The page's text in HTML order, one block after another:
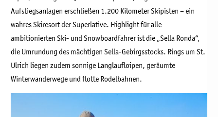
Aufstiegsanlagen erschließen 1.200 Kilometer Skipisten – ein
wahres Skiresort der Superlative. Highlight für alle
ambitionierten Ski- und Snowboardfahrer ist die „Sella Ronda“,
die Umrundung des mächtigen Sella-Gebirgsstocks. Rings um St.
Ulrich liegen zudem sonnige Langlaufloipen, geräumte
Winterwanderwege und flotte Rodelbahnen.